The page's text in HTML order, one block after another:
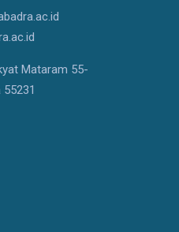
Mataram 55-